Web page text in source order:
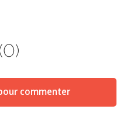
commenter